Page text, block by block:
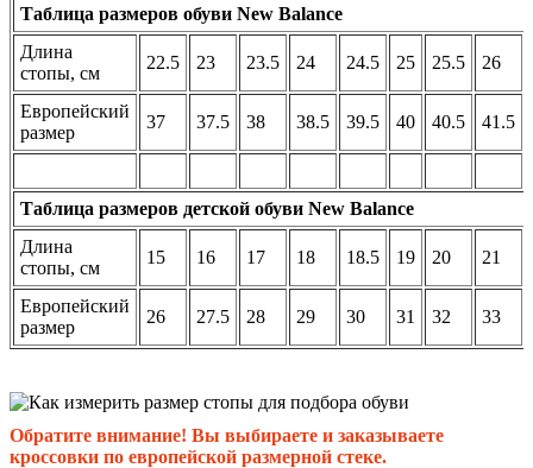
Таблица размеров обуви New Balance
Длина
стопы, см
22.5 23 23.5 24 24.5 25 25.5 26
Европейский
размер
37 37.5 38 38.5 39.5 40 40.5 41.5
Таблица размеров детской обуви New Balance
Длина
стопы, см
15 16 17 18 18.5 19 20 21
Европейский
размер
26 27.5 28 29 30 31 32 33
Обратите внимание! Вы выбираете и заказываете
кроссовки по европейской размерной стеке.